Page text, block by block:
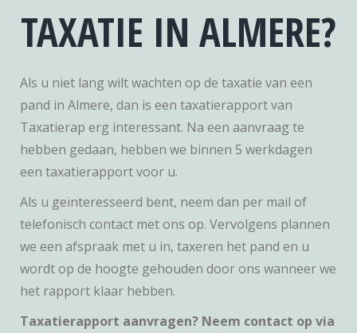
TAXATIE IN ALMERE?
Als u niet lang wilt wachten op de taxatie van een
pand in Almere, dan is een taxatierapport van
Taxatierap erg interessant. Na een aanvraag te
hebben gedaan, hebben we binnen 5 werkdagen
een taxatierapport voor u.
Als u geïnteresseerd bent, neem dan per mail of
telefonisch contact met ons op. Vervolgens plannen
we een afspraak met u in, taxeren het pand en u
wordt op de hoogte gehouden door ons wanneer we
het rapport klaar hebben.
Taxatierapport aanvragen? Neem contact op via